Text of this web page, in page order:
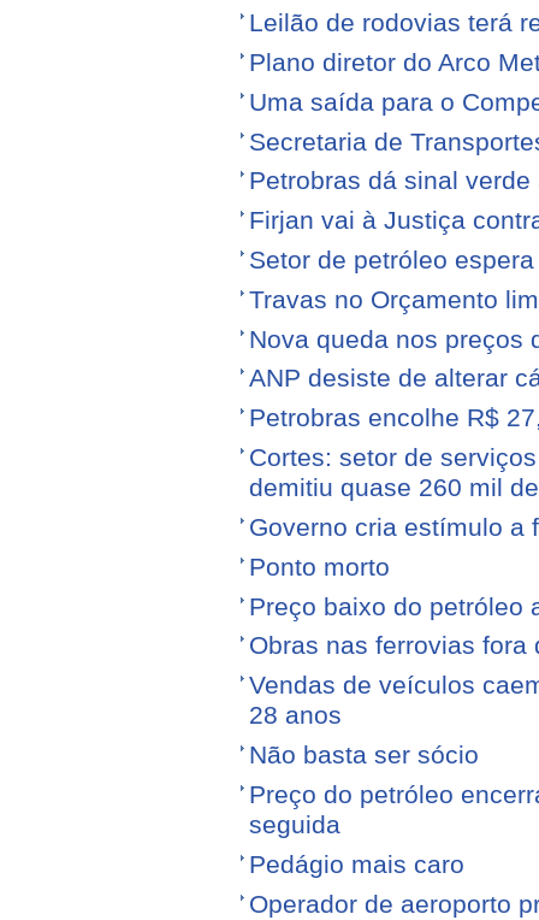
Leilão de rodovias terá
Plano diretor do Arco
Uma saída para o
Secretaria de
Petrobras dá sinal
Firjan vai à Justiça
Setor de petróleo
Travas no Orçamento
Nova queda nos preços
ANP desiste de alterar
Petrobras encolhe R$
Cortes: setor de
demitiu quase 260 mil
Governo cria estímulo a
Ponto morto
Preço baixo do petróleo
Obras nas ferrovias fora
Vendas de veículos
28 anos
Não basta ser sócio
Preço do petróleo
seguida
Pedágio mais caro
Operador de aeroporto